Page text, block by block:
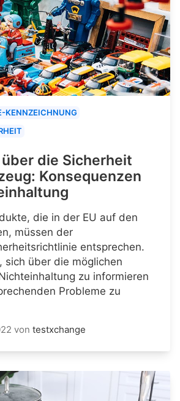
KENNZEICHNUNG
die Sicherheit
Konsequenzen
die in der EU auf den
müssen der
entsprechen.
sich über die möglichen
zu informieren
Probleme zu
von testxchange